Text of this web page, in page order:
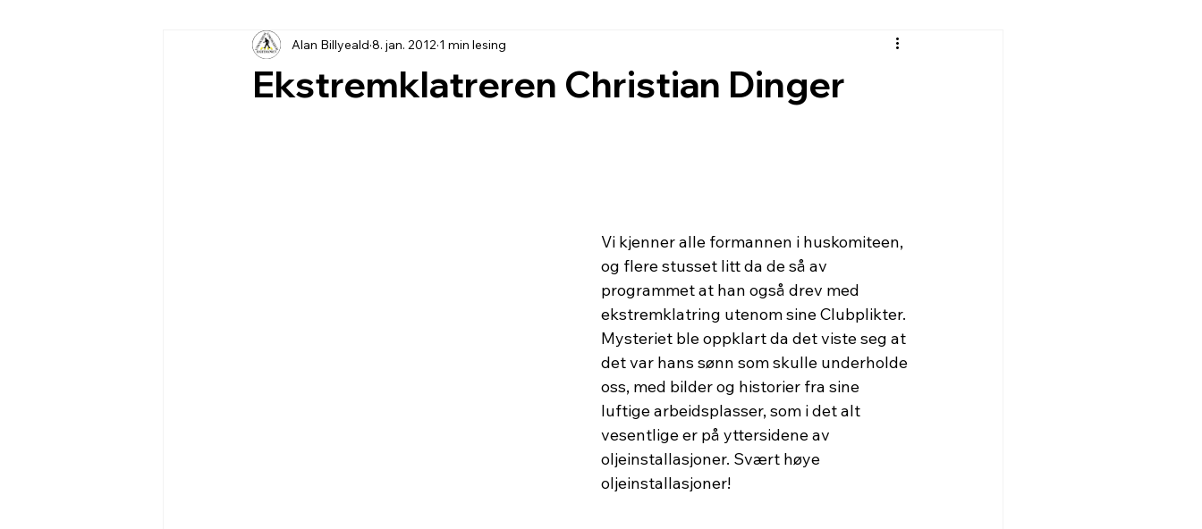
Ekstremklatreren Christian Dinger
Alan Billyeald 8. jan. 2012 1 min lesing
Vi kjenner alle formannen i huskomiteen,
og flere stusset litt da de så av
programmet at han også drev med
ekstremklatring utenom sine Clubplikter.
Mysteriet ble oppklart da det viste seg at
det var hans sønn som skulle underholde
oss, med bilder og historier fra sine
luftige arbeidsplasser, som i det alt
vesentlige er på yttersidene av
oljeinstallasjoner. Svært høye
oljeinstallasjoner!